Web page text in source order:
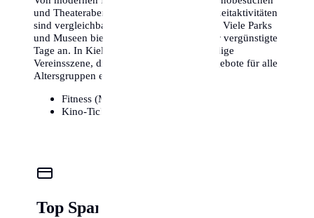
und Theaterabenden – die Kosten für Freizeitaktivitäten
sind vergleichbar mit anderen Metropolen. Viele Parks
und Museen bieten zudem kostenlose oder vergünstigte
Tage an. In Kiel gibt es zudem eine lebendige
Vereinsszene, die kostengünstige Sportangebote für alle
Altersgruppen ermöglicht.
Fitness (Monat):
Kino-Ticket:
Top Spartipps für Kiel